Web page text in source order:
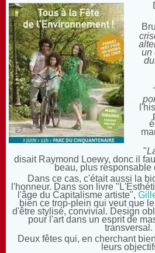
un
"
disait Raymond Loewy, donc il
beau, plus responsable
Dans ce cas, c'était aussi la
l'honneur. Dans son livre
l'âge du Capitalisme artiste",
bien ce trop-plein qui veut que
d'être stylisé, convivial. Design
pour l'art dans un esprit de
transversal.
Deux fêtes qui, en cherchant
leurs